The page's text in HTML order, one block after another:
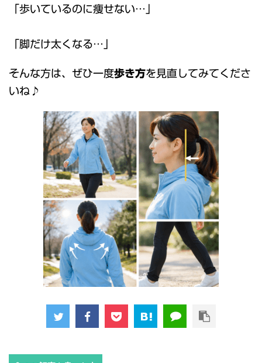
「歩いているのに痩せない…」
「脚だけ太くなる…」
そんな方は、ぜひ一度歩き方を見直してみてくださ
いね♪